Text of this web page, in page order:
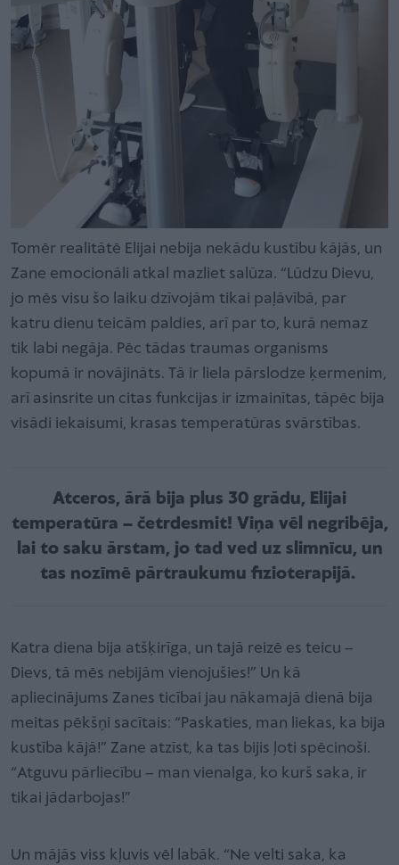
Tomēr realitātē Elijai nebija nekādu kustību kājās, un
Zane emocionāli atkal mazliet salūza. “Lūdzu Dievu,
jo mēs visu šo laiku dzīvojām tikai paļāvībā, par
katru dienu teicām paldies, arī par to, kurā nemaz
tik labi negāja. Pēc tādas traumas organisms
kopumā ir novājināts. Tā ir liela pārslodze ķermenim,
arī asinsrite un citas funkcijas ir izmainītas, tāpēc bija
visādi iekaisumi, krasas temperatūras svārstības.
Atceros, ārā bija plus 30 grādu, Elijai
temperatūra – četrdesmit! Viņa vēl negribēja,
lai to saku ārstam, jo tad ved uz slimnīcu, un
tas nozīmē pārtraukumu fizioterapijā.
Katra diena bija atšķirīga, un tajā reizē es teicu –
Dievs, tā mēs nebijām vienojušies!” Un kā
apliecinājums Zanes ticībai jau nākamajā dienā bija
meitas pēkšņi sacītais: “Paskaties, man liekas, ka bija
kustība kājā!” Zane atzīst, ka tas bijis ļoti spēcinoši.
“Atguvu pārliecību – man vienalga, ko kurš saka, ir
tikai jādarbojas!”
Un mājās viss kļuvis vēl labāk. “Ne velti saka, ka